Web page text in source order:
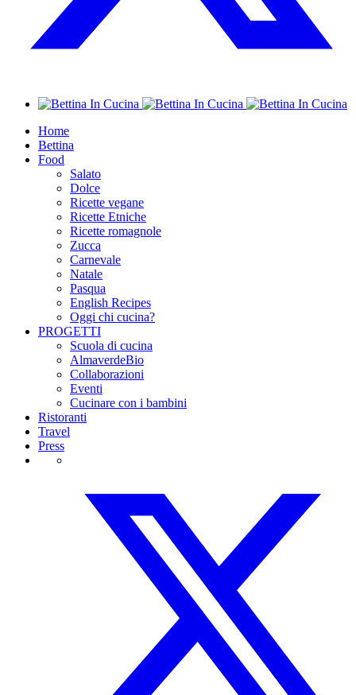
Home
Bettina
Food
Salato
Dolce
Ricette vegane
Ricette Etniche
Ricette romagnole
Zucca
Carnevale
Natale
Pasqua
English Recipes
Oggi chi cucina?
PROGETTI
Scuola di cucina
AlmaverdeBio
Collaborazioni
Eventi
Cucinare con i bambini
Ristoranti
Travel
Press